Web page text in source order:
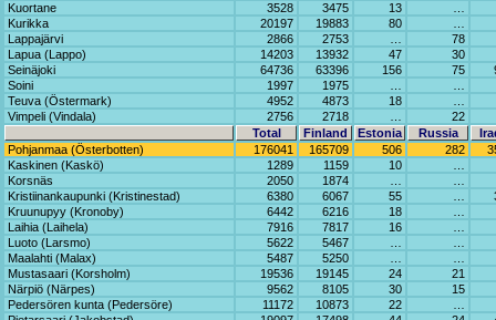
Kuortane
3528 3475 13
Kurikka
20197 19883 80
Lappajärvi
2866 2753 78
Lapua (Lappo)
14203 13932 47 30
Seinäjoki
64736 63396 156 75
Soini
1997 1975
Teuva (Östermark)
4952 4873 18
Vimpeli (Vindala)
2756 2718 22
Total
Finland Estonia Russia
Pohjanmaa (Österbotten)
176041 165709 506 282
Kaskinen (Kaskö)
1289 1159 10
Korsnäs
2050 1874
Kristiinankaupunki (Kristinestad)
6380 6067 55
Kruunupyy (Kronoby)
6442 6216 18
Laihia (Laihela)
7916 7817 16
Luoto (Larsmo)
5622 5467
Maalahti (Malax)
5487 5250
Mustasaari (Korsholm)
19536 19145 24 21
Närpiö (Närpes)
9562 8105 30 15
Pedersören kunta (Pedersöre)
11172 10873 22